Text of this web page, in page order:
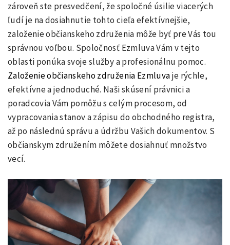
zároveň ste presvedčení, že spoločné úsilie viacerých
ľudí je na dosiahnutie tohto cieľa efektívnejšie,
založenie občianskeho združenia môže byť pre Vás tou
správnou voľbou. Spoločnosť Ezmluva Vám v tejto
oblasti ponúka svoje služby a profesionálnu pomoc.
Založenie občianskeho združenia Ezmluvaje rýchle,
efektívne a jednoduché. Naši skúsení právnici a
poradcovia Vám pomôžu s celým procesom, od
vypracovania stanov a zápisu do obchodného registra,
až po následnú správu a údržbu Vašich dokumentov. S
občianskym združením môžete dosiahnuť množstvo
vecí.